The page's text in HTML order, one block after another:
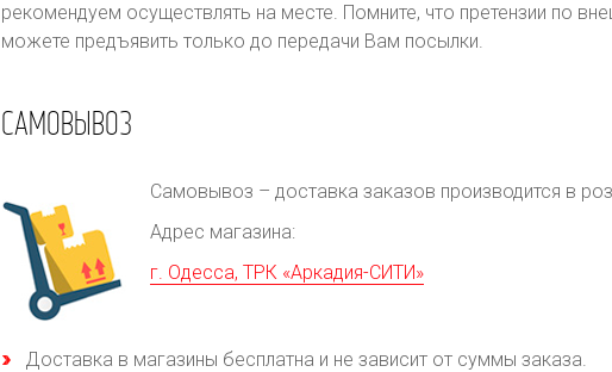
рекомендуем осуществлять на месте. Помните, что претензии по
можете предъявить только до передачи Вам посылки.
САМОВЫВОЗ
Самовывоз – доставка заказов производится в
Адрес магазина:
г. Одесса, ТРК «Аркадия-СИТИ»
Доставка в магазины бесплатна и не зависит от суммы заказа.